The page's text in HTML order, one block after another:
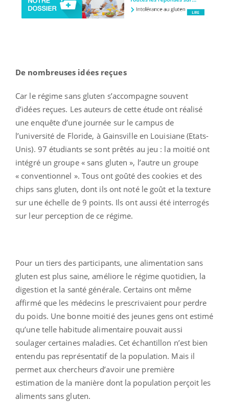
De nombreuses idées reçues
Car le régime sans gluten s’accompagne souvent
d’idées reçues. Les auteurs de cette étude ont réalisé
une enquête d’une journée sur le campus de
l’université de Floride, à Gainsville en Louisiane (Etats-
Unis). 97 étudiants se sont prêtés au jeu : la moitié ont
intégré un groupe « sans gluten », l’autre un groupe
« conventionnel ». Tous ont goûté des cookies et des
chips sans gluten, dont ils ont noté le goût et la texture
sur une échelle de 9 points. Ils ont aussi été interrogés
sur leur perception de ce régime.
Pour un tiers des participants, une alimentation sans
gluten est plus saine, améliore le régime quotidien, la
digestion et la santé générale. Certains ont même
affirmé que les médecins le prescrivaient pour perdre
du poids. Une bonne moitié des jeunes gens ont estimé
qu’une telle habitude alimentaire pouvait aussi
soulager certaines maladies. Cet échantillon n’est bien
entendu pas représentatif de la population. Mais il
permet aux chercheurs d’avoir une première
estimation de la manière dont la population perçoit les
aliments sans gluten.